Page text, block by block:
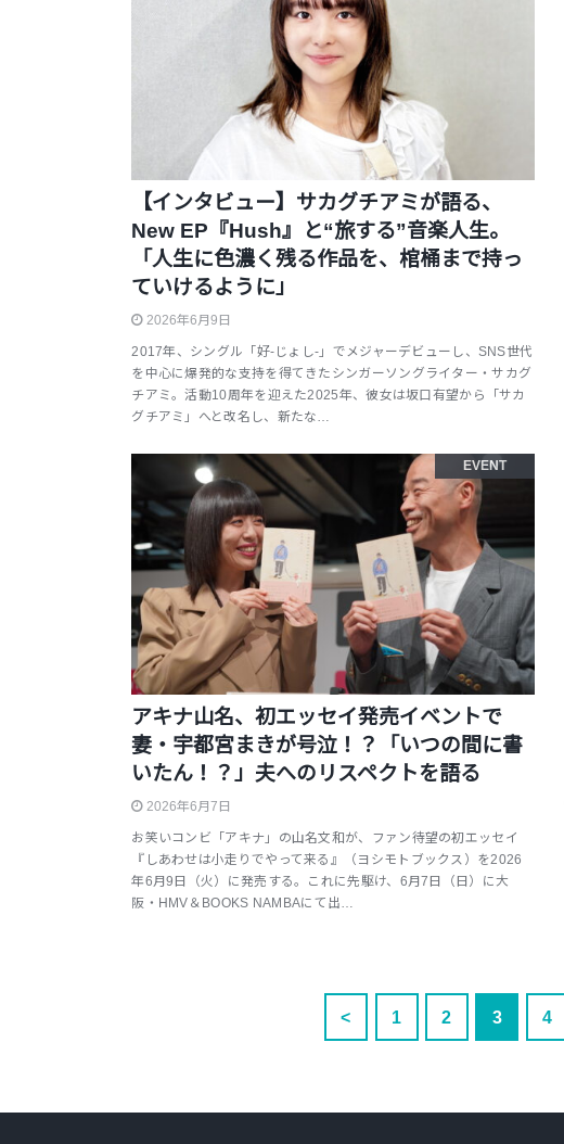
【インタビュー】サカグチアミが語る、
New EP『Hush』と“旅する”音楽人生。
「人生に色濃く残る作品を、棺桶まで持っ
ていけるように」
2026年6月9日
2017年、シングル「好-じょし-」でメジャーデビューし、SNS世代
を中心に爆発的な支持を得てきたシンガーソングライター・サカグ
チアミ。活動10周年を迎えた2025年、彼女は坂口有望から「サカ
グチアミ」へと改名し、新たな…
EVENT
アキナ山名、初エッセイ発売イベントで
妻・宇都宮まきが号泣！？「いつの間に書
いたん！？」夫へのリスペクトを語る
2026年6月7日
お笑いコンビ「アキナ」の山名文和が、ファン待望の初エッセイ
『しあわせは小走りでやって来る』（ヨシモトブックス）を2026
年6月9日（火）に発売する。これに先駆け、6月7日（日）に大
阪・HMV＆BOOKS NAMBAにて出…
< 1 2 3 4